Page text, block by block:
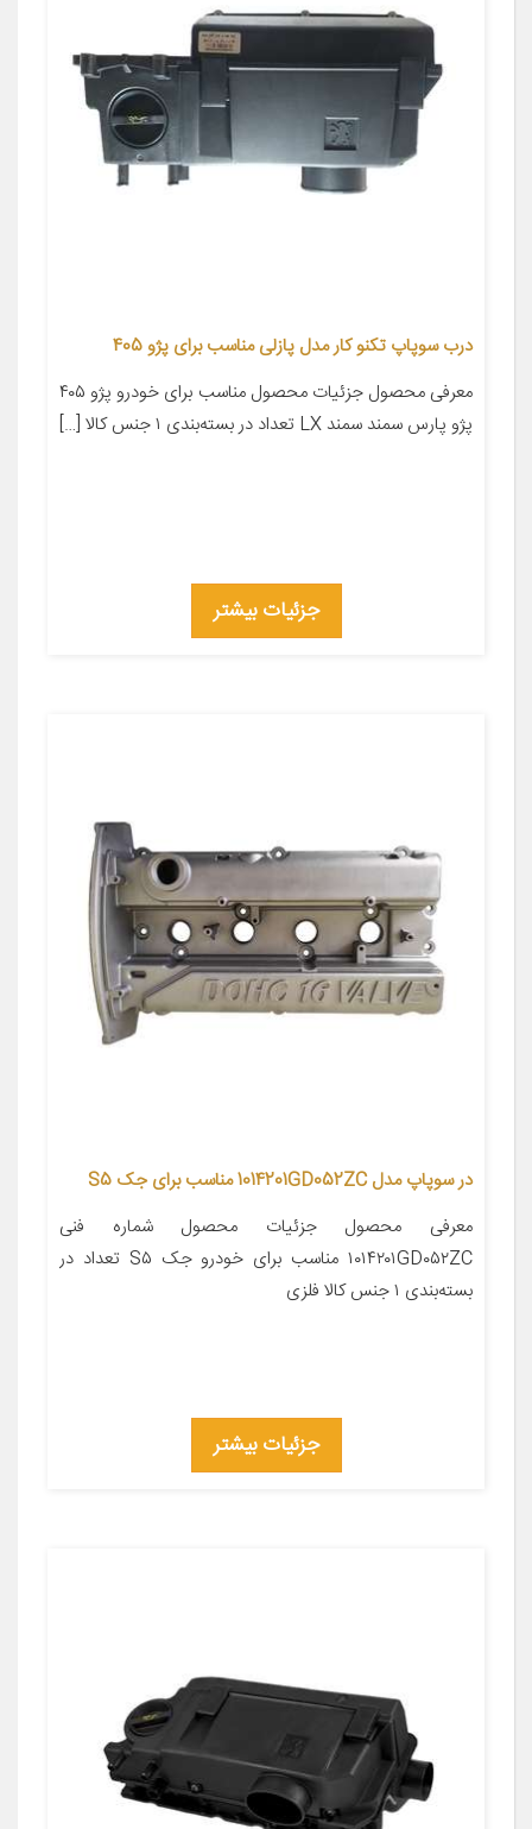
درب سوپاپ تکنو کار مدل پازلی مناسب برای پژو 405
معرفی محصول جزئیات محصول مناسب برای خودرو پژو ۴۰۵
پژو پارس سمند سمند LX تعداد در بسته‌بندی ۱ جنس کالا […]
جزئیات بیشتر
در سوپاپ مدل 1014201GD052ZC مناسب برای جک S5
معرفی محصول جزئیات محصول شماره فنی
۱۰۱۴۲۰۱GD۰۵۲ZC مناسب برای خودرو جک S۵ تعداد در
بسته‌بندی ۱ جنس کالا فلزی
جزئیات بیشتر